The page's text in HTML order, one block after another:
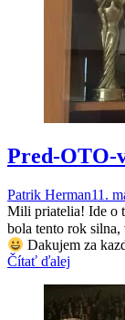
Pred-OTO-
Patrik Herman11.
Mili priatelia! Ide o
bola tento rok
Dakujem za
Čítať ďalej